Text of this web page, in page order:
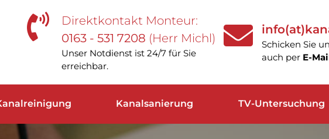
Direktkontakt Monteur:
0163 - 531 7208 (Herr Michl)
Unser Notdienst ist 24/7 für Sie
erreichbar.
Schicken Sie
auch per E-
Kanalsanierung TV-Untersuchung